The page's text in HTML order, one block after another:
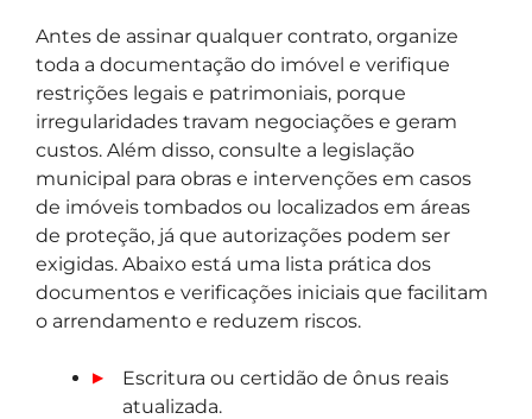
Antes de assinar qualquer contrato, organize
toda a documentação do imóvel e verifique
restrições legais e patrimoniais, porque
irregularidades travam negociações e geram
custos. Além disso, consulte a legislação
municipal para obras e intervenções em casos
de imóveis tombados ou localizados em áreas
de proteção, já que autorizações podem ser
exigidas. Abaixo está uma lista prática dos
documentos e verificações iniciais que facilitam
o arrendamento e reduzem riscos.
Escritura ou certidão de ônus reais
atualizada.